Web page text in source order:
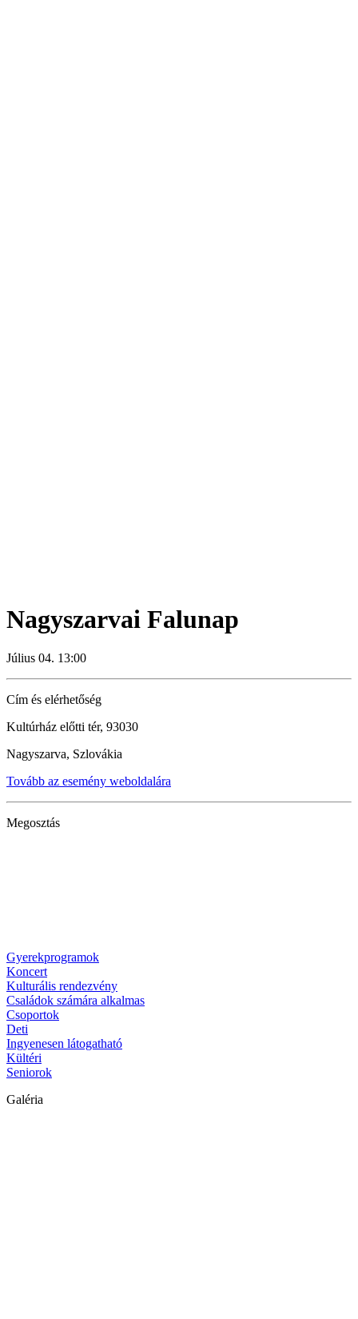
Nagyszarvai Falunap
Július 04. 13:00
Cím és elérhetőség
Kultúrház előtti tér, 93030
Nagyszarva, Szlovákia
Tovább az esemény weboldalára
Megosztás
Gyerekprogramok
Koncert
Kulturális rendezvény
Családok számára alkalmas
Csoportok
Deti
Ingyenesen látogatható
Kültéri
Seniorok
Galéria